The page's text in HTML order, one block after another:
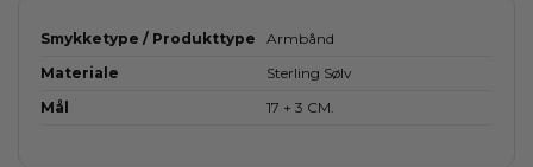
Smykketype / Produkttype
Armbånd
Materiale
Sterling Sølv
Mål
17 + 3 CM.